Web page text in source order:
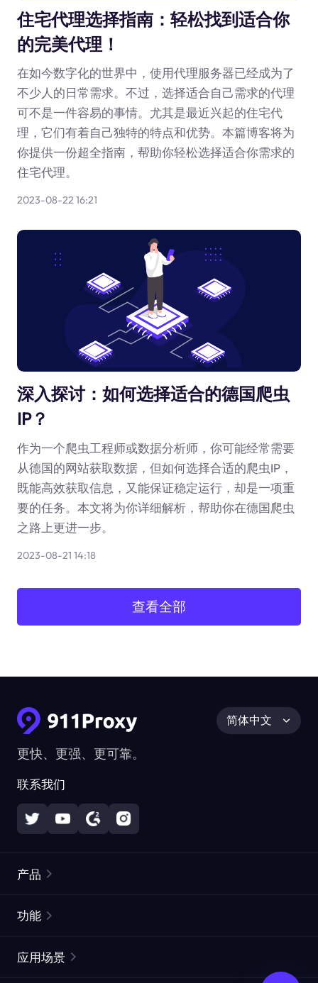
住宅代理选择指南：轻松找到适合你
的完美代理！
在如今数字化的世界中，使用代理服务器已经成为了
不少人的日常需求。不过，选择适合自己需求的代理
可不是一件容易的事情。尤其是最近兴起的住宅代
理，它们有着自己独特的特点和优势。本篇博客将为
你提供一份超全指南，帮助你轻松选择适合你需求的
住宅代理。
2023-08-22 16:21
深入探讨：如何选择适合的德国爬虫
IP？
作为一个爬虫工程师或数据分析师，你可能经常需要
从德国的网站获取数据，但如何选择合适的爬虫IP，
既能高效获取信息，又能保证稳定运行，却是一项重
要的任务。本文将为你详细解析，帮助你在德国爬虫
之路上更进一步。
2023-08-21 14:18
查看全部
更快、更强、更可靠。
联系我们
简体中文
产品
静态住宅代理
功能
应用场景